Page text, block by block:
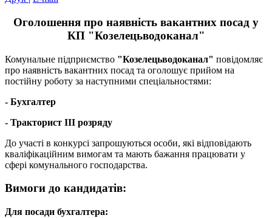
Оголошення про наявність вакантних посад у
КП "Козелецьводоканал"
Комунальне підприємство "Козелецьводоканал" повідомляє
про наявність вакантних посад та оголошує прийом на
постійну роботу за наступними спеціальностями:
- Бухгалтер
- Тракторист ІІІ розряду
До участі в конкурсі запрошуються особи, які відповідають
кваліфікаційним вимогам та мають бажання працювати у
сфері комунального господарства.
Вимоги до кандидатів:
Для посади бухгалтера: